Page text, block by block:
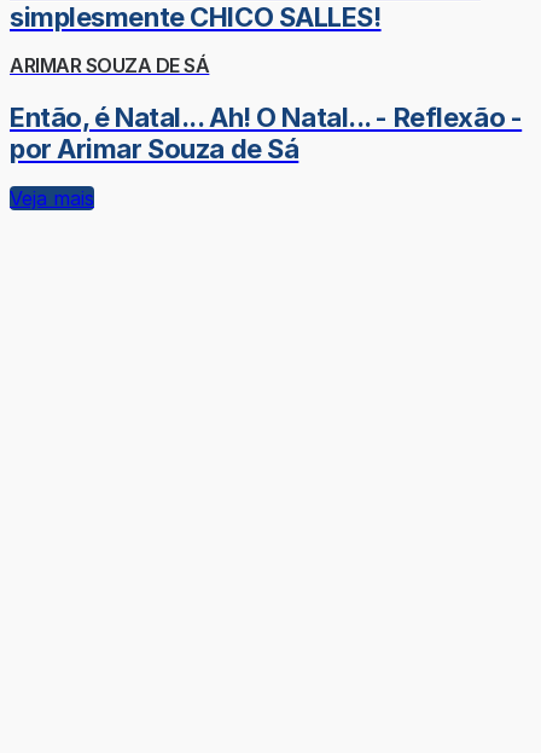
simplesmente CHICO SALLES!
ARIMAR SOUZA DE SÁ
Então, é Natal... Ah! O Natal... - Reflexão -
por Arimar Souza de Sá
Veja mais